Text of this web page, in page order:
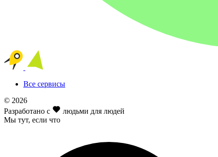
Все сервисы
© 2026
Разработано с
людьми для людей
Мы тут, если что